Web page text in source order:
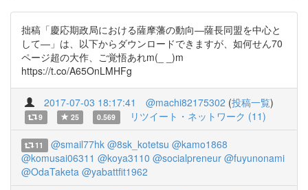
拙稿「慶応期政局における薩摩藩の動向―薩長同盟を中心と
して―」は、以下からダウンロードできますが、如何せん70
ページ超の大作、ご覚悟あれm(_ _)m
https://t.co/A65OnLMHFg
2017-07-03 18:17:41 @machi82175302 (投稿一覧)
9 25 0.569 リツイート・ネットワーク (11)
11 @smail77hk @8sk_kotetsu @kamo1868
@komusai06311 @koya3110 @socialpreneur @fuyunonami
@OdaTaketa @yabattfit1962